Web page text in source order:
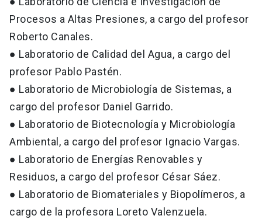
Procesos a Altas Presiones, a cargo del profesor
Roberto Canales.
● Laboratorio de Calidad del Agua, a cargo del
profesor Pablo Pastén.
● Laboratorio de Microbiología de Sistemas, a
cargo del profesor Daniel Garrido.
● Laboratorio de Biotecnología y Microbiología
Ambiental, a cargo del profesor Ignacio Vargas.
● Laboratorio de Energías Renovables y
Residuos, a cargo del profesor César Sáez.
● Laboratorio de Biomateriales y Biopolímeros, a
cargo de la profesora Loreto Valenzuela.